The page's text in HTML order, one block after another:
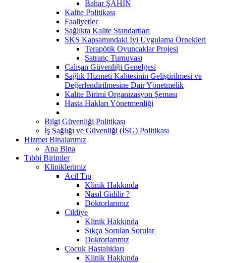
Bahar ŞAHİN
Kalite Politikası
Faaliyetler
Sağlıkta Kalite Standartları
SKS Kapsamındaki İyi Uygulama Örnekleri
Terapötik Oyuncaklar Projesi
Satranç Turnuvası
Çalışan Güvenliği Genelgesi
Sağlık Hizmeti Kalitesinin Geliştirilmesi ve
Değerlendirilmesine Dair Yönetmelik
Kalite Birimi Organizasyon Şeması
Hasta Hakları Yönetmenliği
Bilgi Güvenliği Politikası
İş Sağlığı ve Güvenliği (İSG) Politikası
Hizmet Binalarımız
Ana Bina
Tıbbi Birimler
Kliniklerimiz
Acil Tıp
Klinik Hakkında
Nasıl Gidilir ?
Doktorlarımız
Cildiye
Klinik Hakkında
Sıkça Sorulan Sorular
Doktorlarımız
Çocuk Hastalıkları
Klinik Hakkında